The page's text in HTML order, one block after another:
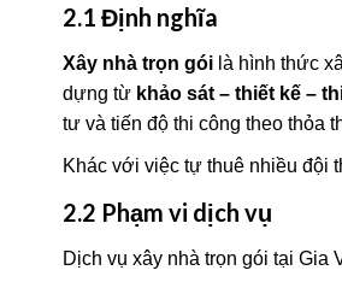
2.1 Định nghĩa
Xây nhà trọn gói là hình thức
dựng từ khảo sát – thiết kế –
tư và tiến độ thi công theo thỏa
Khác với việc tự thuê nhiều đội
2.2 Phạm vi dịch vụ
Dịch vụ xây nhà trọn gói tại Gia